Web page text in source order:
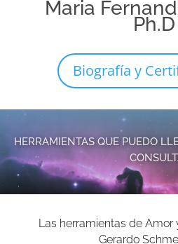
Maria
Ph.D
Biografía y
HERRAMIENTAS QUE PUEDO
Las herramientas de
Gerardo